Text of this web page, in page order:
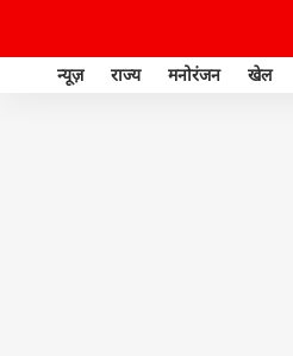
न्यूज़ राज्य मनोरंजन खेल